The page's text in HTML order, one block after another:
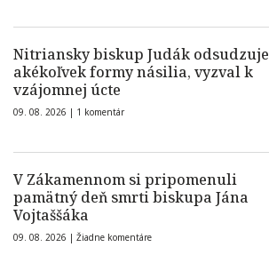
Nitriansky biskup Judák odsudzuje
akékoľvek formy násilia, vyzval k
vzájomnej úcte
09. 08. 2026 | 1 komentár
V Zákamennom si pripomenuli
pamätný deň smrti biskupa Jána
Vojtaššáka
09. 08. 2026 | Žiadne komentáre